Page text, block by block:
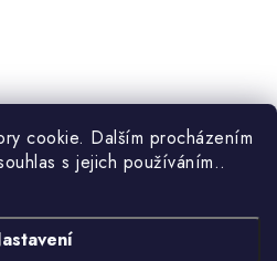
cookie. Dalším procházením
s jejich používáním..